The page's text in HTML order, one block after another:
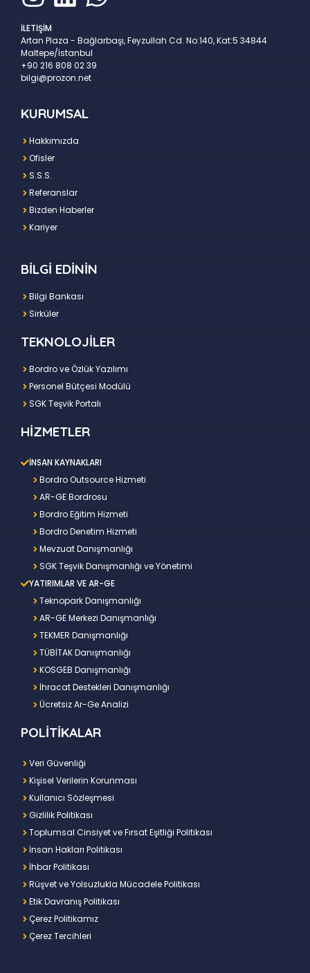
İLETİŞİM
Artan Plaza - Bağlarbaşı, Feyzullah Cd. No:140, Kat:5 34844
Maltepe/İstanbul
+90 216 808 02 39
bilgi@prozon.net
KURUMSAL
Hakkımızda
Ofisler
S.S.S.
Referanslar
Bizden Haberler
Kariyer
BİLGİ EDİNİN
Bilgi Bankası
Sirküler
TEKNOLOJİLER
Bordro ve Özlük Yazılımı
Personel Bütçesi Modülü
SGK Teşvik Portalı
HİZMETLER
İNSAN KAYNAKLARI
Bordro Outsource Hizmeti
AR-GE Bordrosu
Bordro Eğitim Hizmeti
Bordro Denetim Hizmeti
Mevzuat Danışmanlığı
SGK Teşvik Danışmanlığı ve Yönetimi
YATIRIMLAR VE AR-GE
Teknopark Danışmanlığı
AR-GE Merkezi Danışmanlığı
TEKMER Danışmanlığı
TÜBİTAK Danışmanlığı
KOSGEB Danışmanlığı
İhracat Destekleri Danışmanlığı
Ücretsiz Ar-Ge Analizi
POLİTİKALAR
Veri Güvenliği
Kişisel Verilerin Korunması
Kullanıcı Sözleşmesi
Gizlilik Politikası
Toplumsal Cinsiyet ve Fırsat Eşitliği Politikası
İnsan Hakları Politikası
İhbar Politikası
Rüşvet ve Yolsuzlukla Mücadele Politikası
Etik Davranış Politikası
Çerez Politikamız
Çerez Tercihleri